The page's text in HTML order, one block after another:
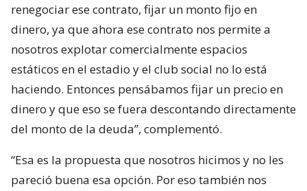
renegociar ese contrato, fijar un monto fijo en
dinero, ya que ahora ese contrato nos permite a
nosotros explotar comercialmente espacios
estáticos en el estadio y el club social no lo está
haciendo. Entonces pensábamos fijar un precio en
dinero y que eso se fuera descontando directamente
del monto de la deuda”, complementó.
“Esa es la propuesta que nosotros hicimos y no les
pareció buena esa opción. Por eso también nos